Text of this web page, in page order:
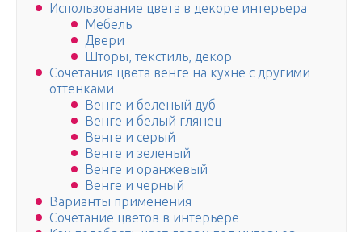
Использование цвета в декоре интерьера
Мебель
Двери
Шторы, текстиль, декор
Сочетания цвета венге на кухне с другими
оттенками
Венге и беленый дуб
Венге и белый глянец
Венге и серый
Венге и зеленый
Венге и оранжевый
Венге и черный
Варианты применения
Сочетание цветов в интерьере